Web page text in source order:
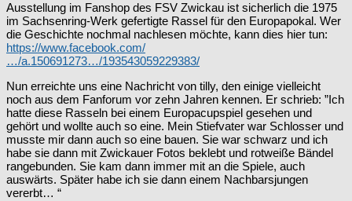
Ausstellung im Fanshop des FSV Zwickau ist sicherlich die 1975
im Sachsenring-Werk gefertigte Rassel für den Europapokal. Wer
die Geschichte nochmal nachlesen möchte, kann dies hier tun:
https://www.facebook.com/
…/a.150691273…/193543059229383/
Nun erreichte uns eine Nachricht von tilly, den einige vielleicht
noch aus dem Fanforum vor zehn Jahren kennen. Er schrieb: ”Ich
hatte diese Rasseln bei einem Europacupspiel gesehen und
gehört und wollte auch so eine. Mein Stiefvater war Schlosser und
musste mir dann auch so eine bauen. Sie war schwarz und ich
habe sie dann mit Zwickauer Fotos beklebt und rotweiße Bändel
rangebunden. Sie kam dann immer mit an die Spiele, auch
auswärts. Später habe ich sie dann einem Nachbarsjungen
vererbt… “